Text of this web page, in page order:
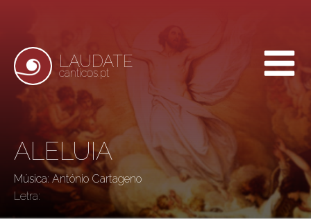
LAUDATE
canticos.pt
ALELUIA
Música: António Cartageno
Letra: